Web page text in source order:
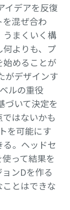
イデアを反復
を混ぜ合わ
うまくいく構
よりも、プ
始めることが
がデザインす
ルの重役
づいて決定を
はないかも
を可能にす
。ヘッドセ
って結果を
ンDを作る
とはできな